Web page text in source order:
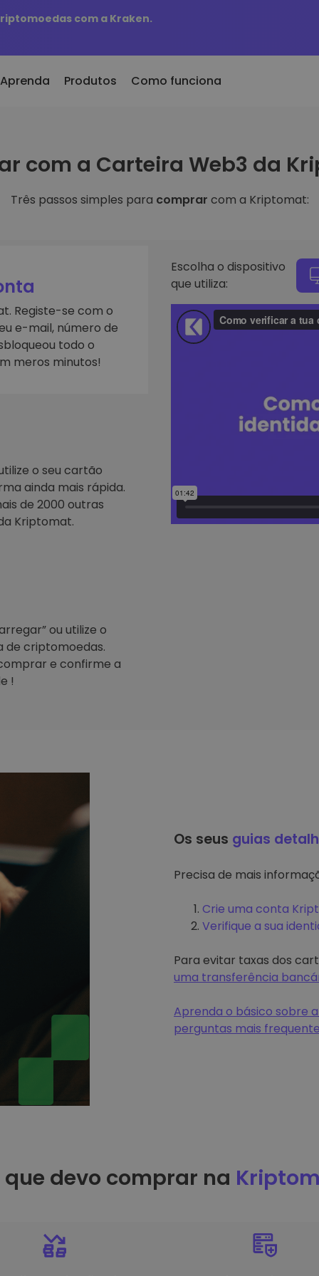
com a Kraken.
s Recentemente
adicionados à
comprasse 100 euros
Aprenda Produtos
KriptoEarn
Ganhe recompensas com as suas
Cofre
Investimentos regulares
Como funciona
com a Carteira Web3 da
Três passos simples para comprar com a Kriptomat:
Registe-se com o
e-mail, número de
todo o
meros minutos!
o seu cartão
ainda mais rápida.
de 2000 outras
Kriptomat.
ou utilize o
de criptomoedas.
e confirme a
!
Escolha o dispositivo
que utiliza:
Os seus guias
Precisa de mais
Crie uma conta
Verifique a sua
Para evitar taxas dos
uma transferência
Aprenda o básico sobre
perguntas mais
que devo comprar na